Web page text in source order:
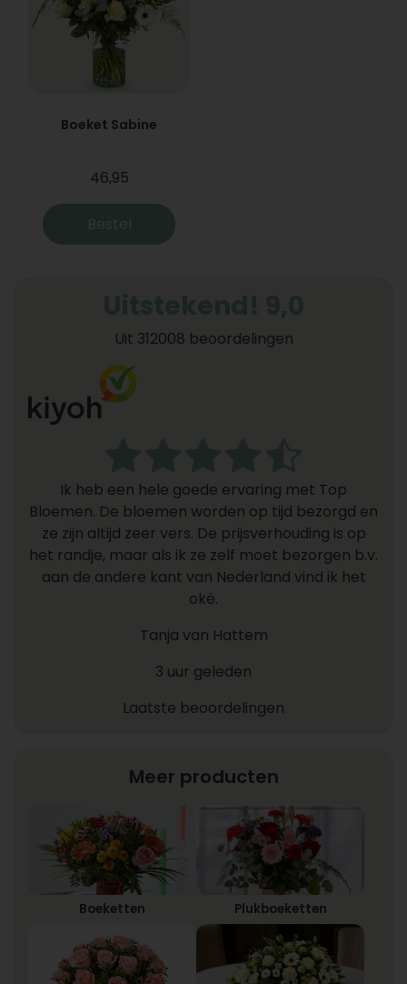
Boeket Sabine
46,95
Bestel
Uit 312008 beoordelingen
Ik heb een hele goede ervaring met Top
Bloemen. De bloemen worden op tijd bezorgd en
ze zijn altijd zeer vers. De prijsverhouding is op
het randje, maar als ik ze zelf moet bezorgen b.v.
aan de andere kant van Nederland vind ik het
oké.
Tanja van Hattem
3 uur geleden
Laatste beoordelingen
Meer producten
Boeketten Plukboeketten